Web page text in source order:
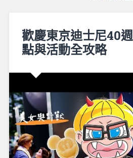
歡慶東京迪士尼40
點與活動全攻略